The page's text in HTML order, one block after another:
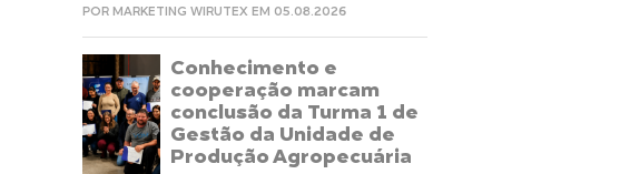
POR MARKETING WIRUTEX EM 05.08.2026
Conhecimento e
cooperação marcam
conclusão da Turma 1 de
Gestão da Unidade de
Produção Agropecuária